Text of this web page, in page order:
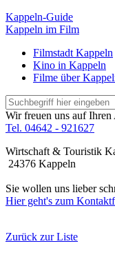
Kappeln-Guide
Kappeln im Film
Filmstadt Kappeln
Kino in Kappeln
Filme über
Wir freuen uns auf Ihren
Tel. 04642 - 921627
Wirtschaft & Touristik
24376 Kappeln
Sie wollen uns lieber
Hier geht's zum
Zurück zur Liste